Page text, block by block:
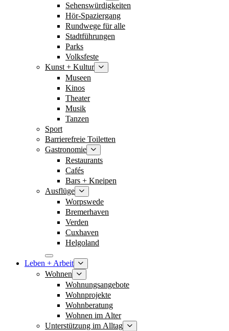
Sehenswürdigkeiten
Hör-Spaziergang
Rundwege für alle
Stadtführungen
Parks
Volksfeste
Kunst + Kultur
Museen
Kinos
Theater
Musik
Tanzen
Sport
Barrierefreie Toiletten
Gastronomie
Restaurants
Cafés
Bars + Kneipen
Ausflüge
Worpswede
Bremerhaven
Verden
Cuxhaven
Helgoland
Leben + Arbeit
Wohnen
Wohnungsangebote
Wohnprojekte
Wohnberatung
Wohnen im Alter
Unterstützung im Alltag